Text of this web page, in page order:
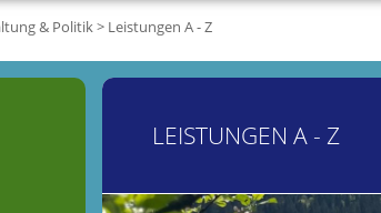
& Politik> Leistungen A - Z
LEISTUNGEN A - Z